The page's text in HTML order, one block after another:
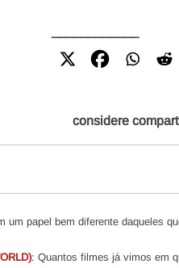
considere
um papel bem diferente daqueles
: Quantos filmes já vimos em